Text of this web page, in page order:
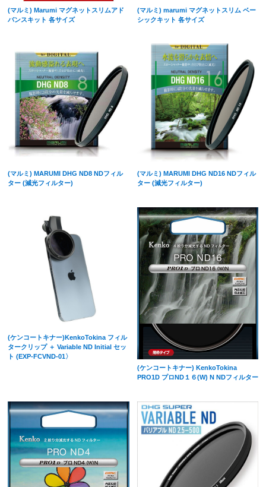
(マルミ) Marumi マグネットスリムアド
バンスキット 各サイズ
(マルミ) marumi マグネットスリム ベー
シックキット 各サイズ
(マルミ) MARUMI DHG ND8 NDフィル
ター (減光フィルター)
(マルミ) MARUMI DHG ND16 NDフィル
ター (減光フィルター)
(ケンコートキナー)KenkoTokina フィル
タークリップ ＋ Variable ND Initial セッ
ト (EXP-FCVND-01〉
(ケンコートキナー) KenkoTokina
PRO1D プロND１６(W) N NDフィルター